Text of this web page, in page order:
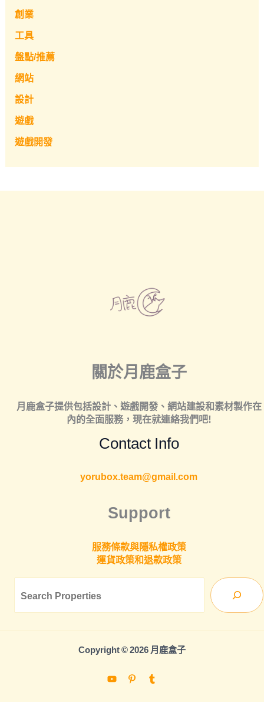
創業
工具
盤點/推薦
網站
設計
遊戲
遊戲開發
關於月鹿盒子
月鹿盒子提供包括設計、 遊戲開發、 網站建設和素材製作在
內的全面服務，現在就連絡我們吧!
Contact Info
yorubox.team@gmail.com
Support
服務條款與隱私權政策
運貨政策和退款政策
Copyright © 2026 月鹿盒子